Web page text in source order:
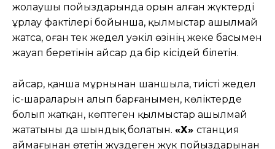
жолаушы пойыздарында орын алған жүктерді
ұрлау фактілері бойынша, қылмыстар ашылмай
жатса, оған тек жедел уәкіл өзінің жеке басымен
жауап беретінін Қайсар да бір кісідей білетін.
Қайсар, қанша мұрнынан шаншыла, тиісті жедел
іс-шараларын алып барғанымен, көліктерде
болып жатқан, көптеген қылмыстар ашылмай
жататыны да шындық болатын. «Х» станция
аймағынан өтетін жүздеген жүк пойыздарынан